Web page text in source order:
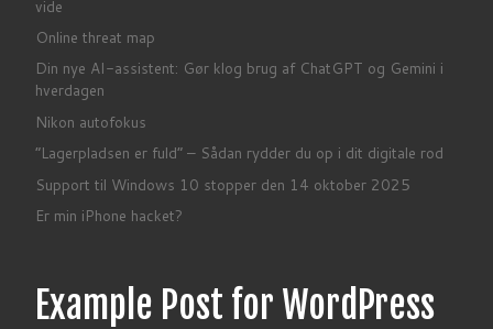
vide
Online threat map
Din nye AI-assistent: Gør klog brug af ChatGPT og Gemini i
hverdagen
Nikon autofokus
“Lagerpladsen er fuld” – Sådan rydder du op i dit digitale rod
Support til Windows 10 stopper den 14 oktober 2025
Er min iPhone hacket?
Example Post for WordPress